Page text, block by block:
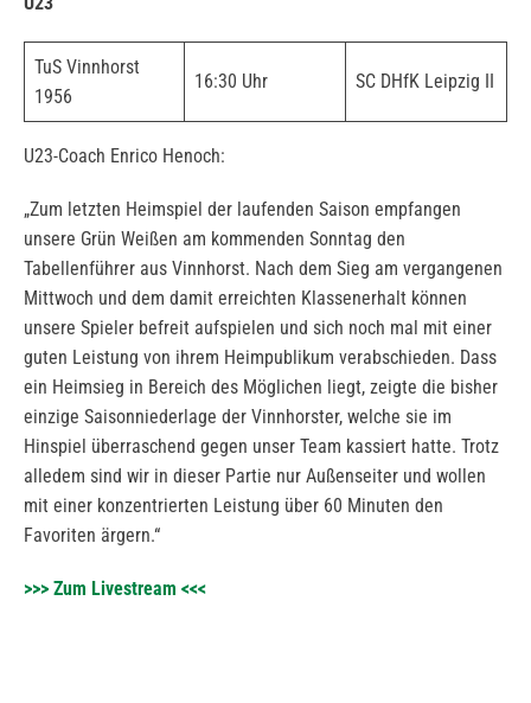
TuS Vinnhorst
1956
16:30 Uhr SC DHfK Leipzig II
U23-Coach Enrico Henoch:
„Zum letzten Heimspiel der laufenden Saison empfangen
unsere Grün Weißen am kommenden Sonntag den
Tabellenführer aus Vinnhorst. Nach dem Sieg am vergangenen
Mittwoch und dem damit erreichten Klassenerhalt können
unsere Spieler befreit aufspielen und sich noch mal mit einer
guten Leistung von ihrem Heimpublikum verabschieden. Dass
ein Heimsieg in Bereich des Möglichen liegt, zeigte die bisher
einzige Saisonniederlage der Vinnhorster, welche sie im
Hinspiel überraschend gegen unser Team kassiert hatte. Trotz
alledem sind wir in dieser Partie nur Außenseiter und wollen
mit einer konzentrierten Leistung über 60 Minuten den
Favoriten ärgern.“
>>> Zum Livestream <<<